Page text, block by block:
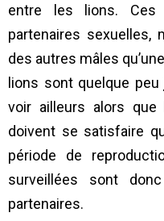
entre les lions. Ces
partenaires sexuelles,
des autres mâles
lions sont quelque peu
voir ailleurs alors
doivent se satisfaire
période de
surveillées sont
partenaires.